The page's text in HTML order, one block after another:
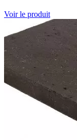
Voir le produit